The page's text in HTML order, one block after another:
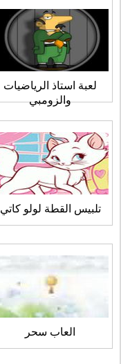
لعبة استاذ الرياضيات
والزومبي
تلبيس القطة لولو كاتي
العاب سحر